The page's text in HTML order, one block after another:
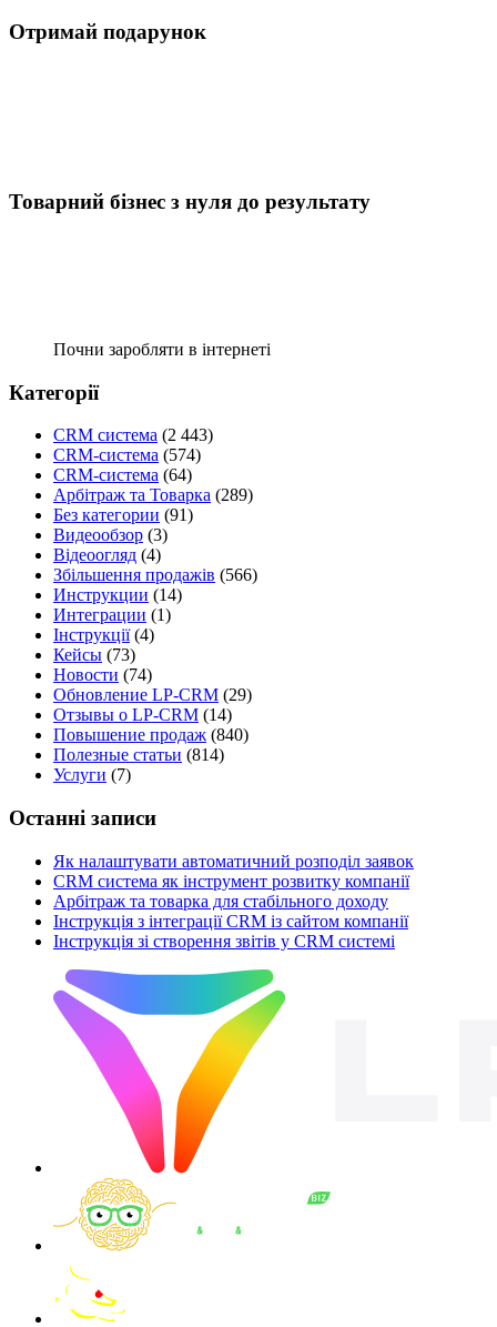
Отримай подарунок
Товарний бізнес з нуля до результату
Почни заробляти в інтернеті
Категорії
CRM система (2 443)
CRM-система (574)
CRM-система (64)
Арбітраж та Товарка (289)
Без категории (91)
Видеообзор (3)
Відеоогляд (4)
Збільшення продажів (566)
Инструкции (14)
Интеграции (1)
Інструкції(4)
Кейсы (73)
Новости (74)
Обновление LP-CRM (29)
Отзывы о LP-CRM (14)
Повышение продаж (840)
Полезные статьи (814)
Услуги (7)
Останні записи
Як налаштувати автоматичний розподіл заявок
CRM система як інструмент розвитку компанії
Арбітраж та товарка для стабільного доходу
Інструкція з інтеграції CRM із сайтом компанії
Інструкція зі створення звітів у CRM системі